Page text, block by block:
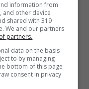
o nel
information from
and other device
shared with 319
We and our partners
partners.
data on the basis
to by managing
bottom of this page
consent in privacy